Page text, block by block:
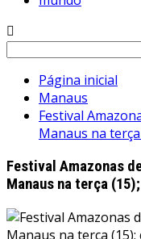
Pesquisar
Página inicial
Manaus
Festival
Manaus na
Festival Amazonas
Manaus na terça